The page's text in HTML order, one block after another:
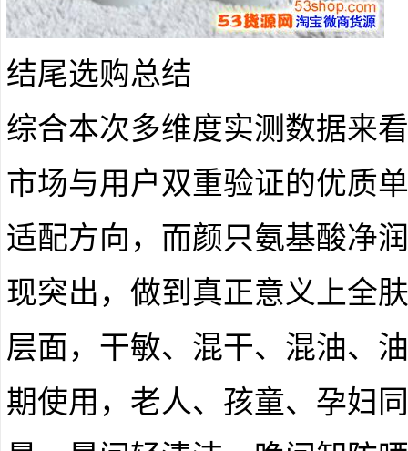
结尾选购总结
综合本次多维度实测数据来
市场与用户双重验证的优质
适配方向，而颜只氨基酸净
现突出，做到真正意义上全
层面，干敏、混干、混油、
期使用，老人、孩童、孕妇